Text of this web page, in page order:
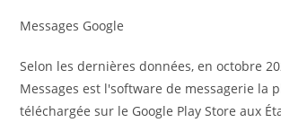
Messages Google
Selon les dernières données, en octobre
Messages est l'software de messagerie la
téléchargée sur le Google Play Store aux